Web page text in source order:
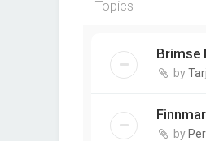
Topics
Brimse
by
by